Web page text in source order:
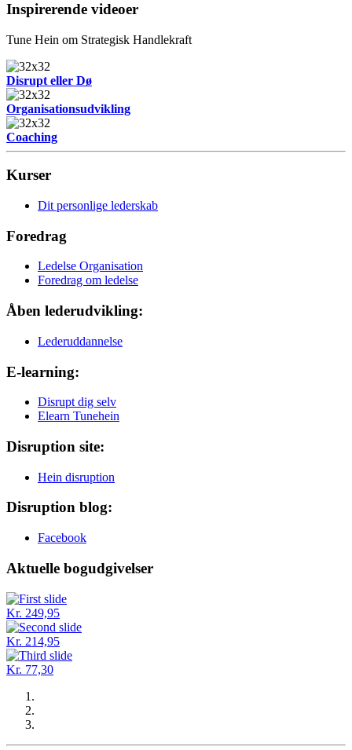
Inspirerende videoer
Tune Hein om Strategisk Handlekraft
Disrupt eller Dø
Organisationsudvikling
Coaching
Kurser
Dit personlige lederskab
Foredrag
Ledelse Organisation
Foredrag om ledelse
Åben lederudvikling:
Lederuddannelse
E-learning:
Disrupt dig selv
Elearn Tunehein
Disruption site:
Hein disruption
Disruption blog:
Facebook
Aktuelle bogudgivelser
Kr. 249,95
Kr. 214,95
Kr. 77,30